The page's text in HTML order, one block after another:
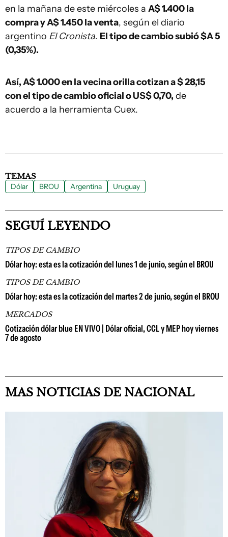
en la mañana de este miércoles a A$ 1.400 la
compra y A$ 1.450 la venta, según el diario
argentino El Cronista. El tipo de cambio subió $A 5
(0,35%).
Así, A$ 1.000 en la vecina orilla cotizan a $ 28,15
con el tipo de cambio oficial o US$ 0,70, de
acuerdo a la herramienta Cuex.
TEMAS
Dólar BROU Argentina Uruguay
SEGUÍ LEYENDO
TIPOS DE CAMBIO
Dólar hoy: esta es la cotización del lunes 1 de junio, según el BROU
TIPOS DE CAMBIO
Dólar hoy: esta es la cotización del martes 2 de junio, según el BROU
MERCADOS
Cotización dólar blue EN VIVO | Dólar oficial, CCL y MEP hoy viernes
7 de agosto
MAS NOTICIAS DE NACIONAL